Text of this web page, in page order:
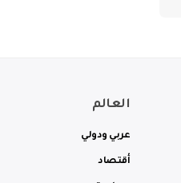
العالم
عربي ودولي
أقتصاد